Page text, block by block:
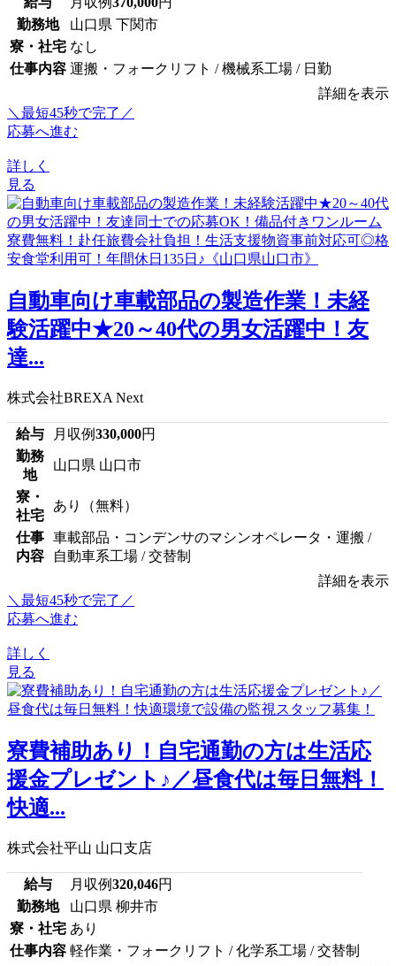
勤務地
山口県 下関市
寮・社宅 なし
仕事内容 運搬・フォークリフト / 機械系工場 / 日勤
詳細を表示
＼最短45秒で完了／
応募へ進む
詳しく
見る
自動車向け車載部品の製造作業！未経
験活躍中★20～40代の男女活躍中！友
達...
株式会社BREXA Next
給与 月収例330,000円
勤務
地
山口県 山口市
寮・
社宅
あり（無料）
仕事
内容
車載部品・コンデンサのマシンオペレータ・運搬 /
自動車系工場 / 交替制
詳細を表示
＼最短45秒で完了／
応募へ進む
詳しく
見る
寮費補助あり！自宅通勤の方は生活応
援金プレゼント♪／昼食代は毎日無料！
快適...
株式会社平山 山口支店
給与 月収例320,046円
勤務地
山口県 柳井市
寮・社宅 あり
仕事内容 軽作業・フォークリフト / 化学系工場 / 交替制